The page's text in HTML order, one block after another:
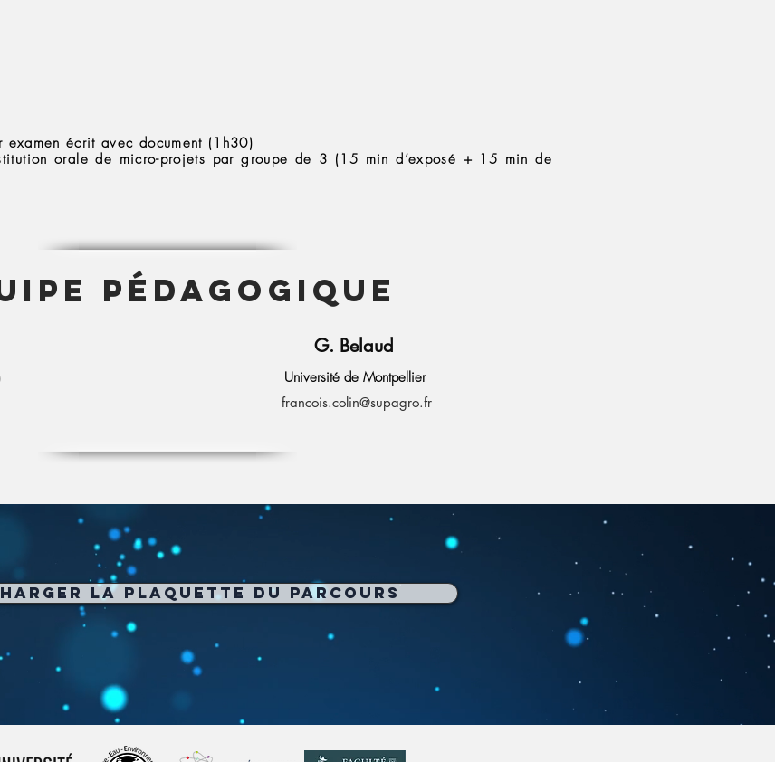
écrit avec document (1h30)
orale de micro-projets par groupe de 3 (15 min d’exposé + 15 min de
Pédagogique
G. Belaud
Université de Montpellier
francois.colin@supagro.fr
la plaquette du parcours